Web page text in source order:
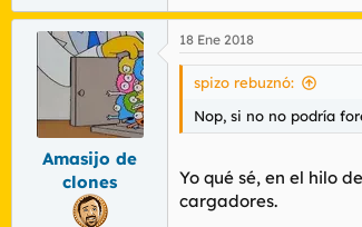
Amasijo de
clones
18 Ene 2018
spizo rebuznó:
Nop, si no no podría
Yo qué sé, en el hilo
cargadores.